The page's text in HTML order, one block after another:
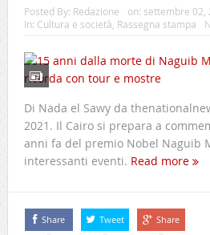
Posted By: Redazione on: settembre 02,
In: Cultura e società, Rassegna stampa
Di Nada el Sawy da
2021. Il Cairo si prepara a
anni fa del premio Nobel Naguib
interessanti eventi. Read more
Share Tweet Share